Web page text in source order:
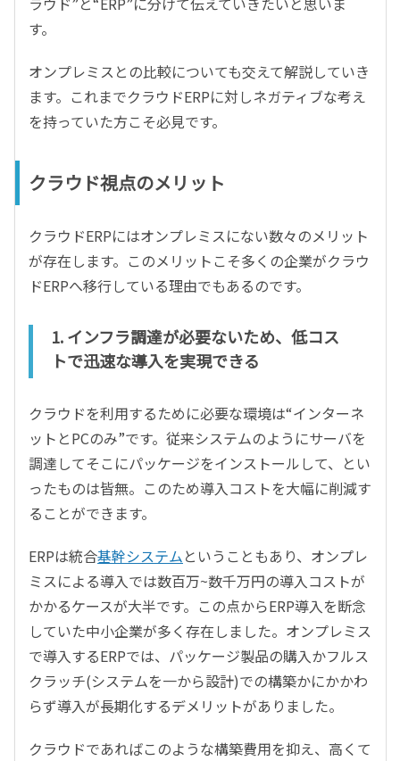
す。
オンプレミスとの比較についても交えて解説していき
ます。これまでクラウドERPに対しネガティブな考え
を持っていた方こそ必見です。
クラウド視点のメリット
クラウドERPにはオンプレミスにない数々のメリット
が存在します。このメリットこそ多くの企業がクラウ
ドERPへ移行している理由でもあるのです。
1. インフラ調達が必要ないため、低コス
トで迅速な導入を実現できる
クラウドを利用するために必要な環境は“インターネ
ットとPCのみ”です。従来システムのようにサーバを
調達してそこにパッケージをインストールして、とい
ったものは皆無。このため導入コストを大幅に削減す
ることができます。
ERPは統合基幹システムということもあり、オンプレ
ミスによる導入では数百万~数千万円の導入コストが
かかるケースが大半です。この点からERP導入を断念
していた中小企業が多く存在しました。オンプレミス
で導入するERPでは、パッケージ製品の購入かフルス
クラッチ(システムを一から設計)での構築かにかかわ
らず導入が長期化するデメリットがありました。
クラウドであればこのような構築費用を抑え、高くて